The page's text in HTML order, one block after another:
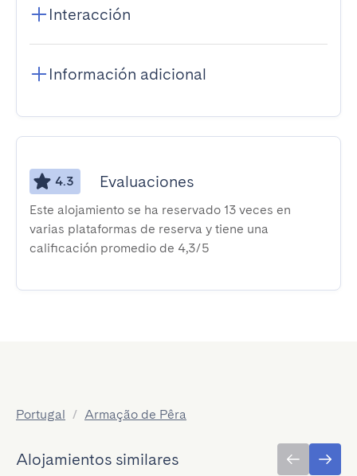
Interacción
Información adicional
4.3 Evaluaciones
Este alojamiento se ha reservado 13 veces en
varias plataformas de reserva y tiene una
calificación promedio de 4,3/5
Portugal / Armação de Pêra
Alojamientos similares